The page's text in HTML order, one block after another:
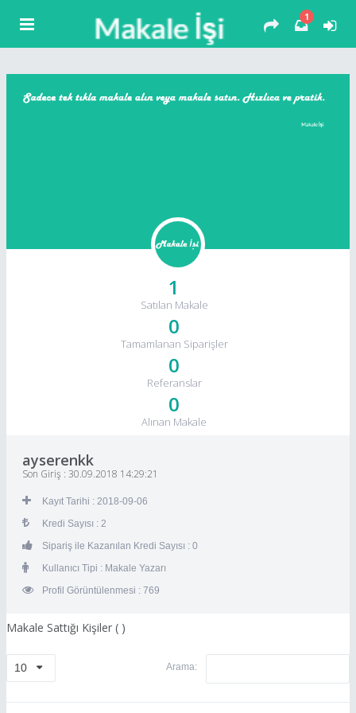
1
1
Satılan Makale
0
Tamamlanan Siparişler
0
Referanslar
0
Alınan Makale
ayserenkk
Son Giriş : 30.09.2018 14:29:21
Kayıt Tarihi : 2018-09-06
Kredi Sayısı : 2
Sipariş ile Kazanılan Kredi Sayısı : 0
Kullanıcı Tipi : Makale Yazarı
Profil Görüntülenmesi : 769
Makale Sattığı Kişiler ( )
10 Arama: